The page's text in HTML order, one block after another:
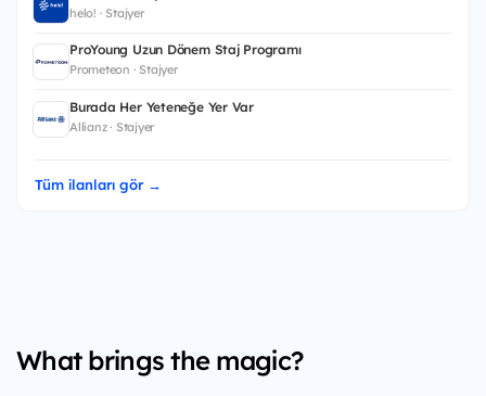
helo! · Stajyer
ProYoung Uzun Dönem Staj Programı
Prometeon · Stajyer
Burada Her Yeteneğe Yer Var
Allianz · Stajyer
Tüm ilanları gör →
What brings the magic?